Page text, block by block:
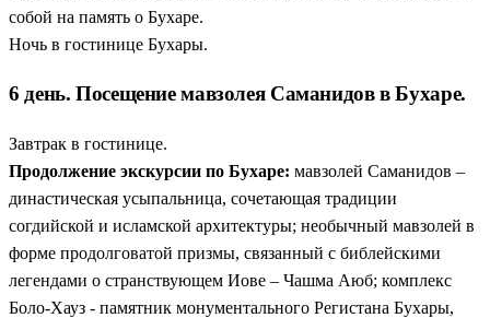
собой на память о Бухаре.
Ночь в гостинице Бухары.
6 день. Посещение мавзолея Саманидов в Бухаре.
Завтрак в гостинице.
Продолжение экскурсии по Бухаре: мавзолей Саманидов –
династическая усыпальница, сочетающая традиции
согдийской и исламской архитектуры; необычный мавзолей в
форме продолговатой призмы, связанный с библейскими
легендами о странствующем Иове – Чашма Аюб; комплекс
Боло-Хауз - памятник монументального Регистана Бухары,